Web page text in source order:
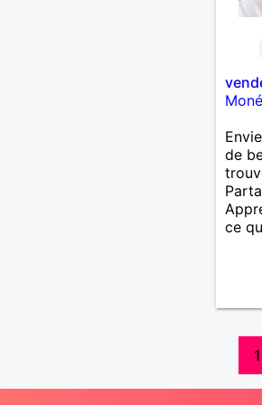
de
ce
1